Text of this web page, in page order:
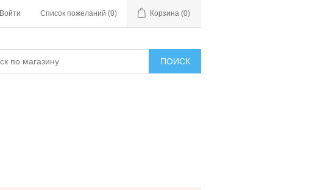
Войти Список пожеланий (0) Корзина (0)
ПОИСК